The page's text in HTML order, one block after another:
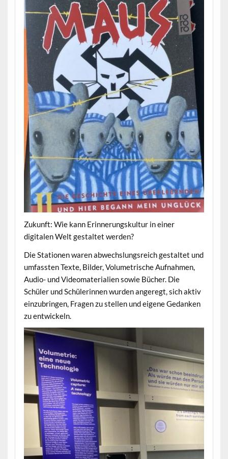
Zukunft: Wie kann Erinnerungskultur in einer
digitalen Welt gestaltet werden?
Die Stationen waren abwechslungsreich gestaltet und
umfassten Texte, Bilder, Volumetrische Aufnahmen,
Audio- und Videomaterialien sowie Bücher. Die
Schüler und Schülerinnen wurden angeregt, sich aktiv
einzubringen, Fragen zu stellen und eigene Gedanken
zu entwickeln.